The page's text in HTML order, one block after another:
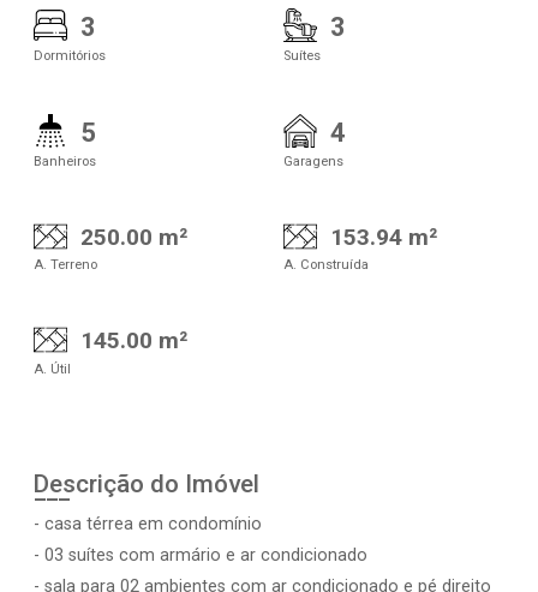
3
Dormitórios
3
Suítes
5
Banheiros
4
Garagens
250.00 m²
A. Terreno
153.94 m²
A. Construída
145.00 m²
A. Útil
Descrição do Imóvel
- casa térrea em condomínio
- 03 suítes com armário e ar condicionado
- sala para 02 ambientes com ar condicionado e pé direito